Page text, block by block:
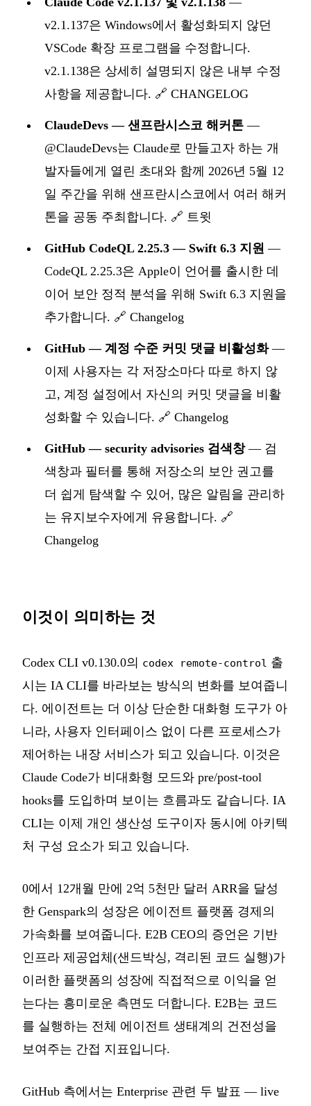
v2.1.137은 Windows에서 활성화되지 않던
VSCode 확장 프로그램을 수정합니다.
v2.1.138은 상세히 설명되지 않은 내부 수정
사항을 제공합니다. 🔗 CHANGELOG
ClaudeDevs — 샌프란시스코 해커톤 —
@ClaudeDevs는 Claude로 만들고자 하는 개
발자들에게 열린 초대와 함께 2026년 5월 12
일 주간을 위해 샌프란시스코에서 여러 해커
톤을 공동 주최합니다. 🔗 트윗
GitHub CodeQL 2.25.3 — Swift 6.3 지원 —
CodeQL 2.25.3은 Apple이 언어를 출시한 데
이어 보안 정적 분석을 위해 Swift 6.3 지원을
추가합니다. 🔗 Changelog
GitHub — 계정 수준 커밋 댓글 비활성화—
이제 사용자는 각 저장소마다 따로 하지 않
고, 계정 설정에서 자신의 커밋 댓글을 비활
성화할 수 있습니다. 🔗 Changelog
GitHub — security advisories 검색창— 검
색창과 필터를 통해 저장소의 보안 권고를
더 쉽게 탐색할 수 있어, 많은 알림을 관리하
는 유지보수자에게 유용합니다. 🔗
Changelog
이것이 의미하는 것
Codex CLI v0.130.0의 codex remote-control 출
시는 IA CLI를 바라보는 방식의 변화를 보여줍니
다. 에이전트는 더 이상 단순한 대화형 도구가 아
니라, 사용자 인터페이스 없이 다른 프로세스가
제어하는 내장 서비스가 되고 있습니다. 이것은
Claude Code가 비대화형 모드와 pre/post-tool
hooks를 도입하며 보이는 흐름과도 같습니다. IA
CLI는 이제 개인 생산성 도구이자 동시에 아키텍
처 구성 요소가 되고 있습니다.
0에서 12개월 만에 2억 5천만 달러 ARR을 달성
한 Genspark의 성장은 에이전트 플랫폼 경제의
가속화를 보여줍니다. E2B CEO의 증언은 기반
인프라 제공업체(샌드박싱, 격리된 코드 실행)가
이러한 플랫폼의 성장에 직접적으로 이익을 얻
는다는 흥미로운 측면도 더합니다. E2B는 코드
를 실행하는 전체 에이전트 생태계의 건전성을
보여주는 간접 지표입니다.
GitHub 측에서는 Enterprise 관련 두 발표 — live